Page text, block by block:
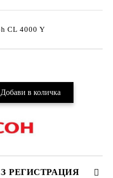
CL 4000 Y
РЕГИСТРАЦИЯ